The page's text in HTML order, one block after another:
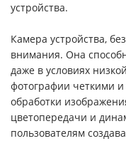
устройства.
Камера устройства,
внимания. Она
даже в условиях
фотографии четкими
обработки
цветопередачи и
пользователям